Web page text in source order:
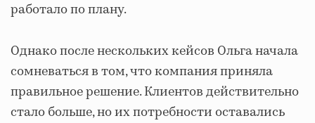
работало по плану.
Однако после нескольких кейсов Ольга начала
сомневаться в том, что компания приняла
правильное решение. Клиентов действительно
стало больше, но их потребности оставались